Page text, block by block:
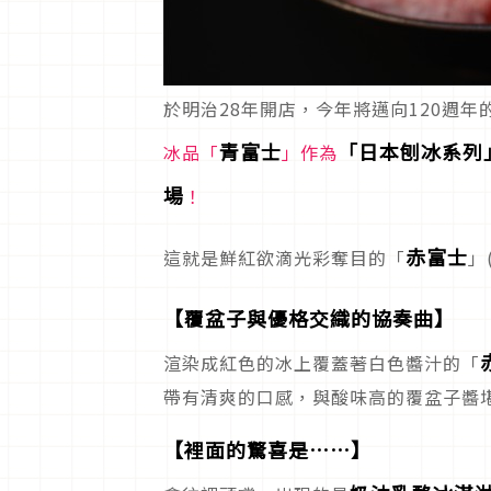
於明治28年開店，今年將邁向120週年
冰品「青富士 」作為 「日本刨冰系列
場 ！
這就是鮮紅欲滴光彩奪目的「赤富士
【覆盆子與優格交織的協奏曲】
渲染成紅色的冰上覆蓋著白色醬汁的「
帶有清爽的口感，與酸味高的覆盆子醬
【裡面的驚喜是……】